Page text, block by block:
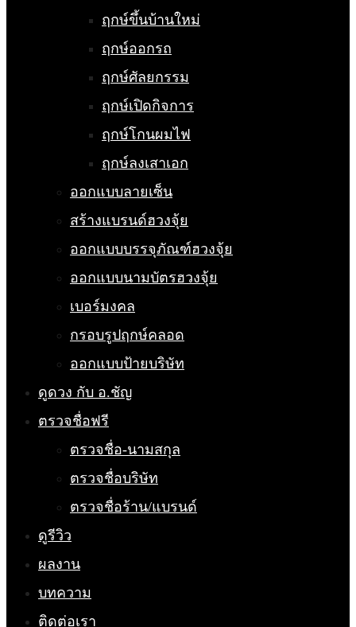
ฤกษ์ขึ้นบ้านใหม่
ฤกษ์ออกรถ
ฤกษ์ศัลยกรรม
ฤกษ์เปิดกิจการ
ฤกษ์โกนผมไฟ
ฤกษ์ลงเสาเอก
ออกแบบลายเซ็น
สร้างแบรนด์ฮวงจุ้ย
ออกแบบบรรจุภัณฑ์ฮวงจุ้ย
ออกแบบนามบัตรฮวงจุ้ย
เบอร์มงคล
กรอบรูปฤกษ์คลอด
ออกแบบป้ายบริษัท
ดูดวง กับ อ.ชัญ
ตรวจชื่อฟรี
ตรวจชื่อ-นามสกุล
ตรวจชื่อบริษัท
ตรวจชื่อร้าน/แบรนด์
ดูรีวิว
ผลงาน
บทความ
ติดต่อเรา